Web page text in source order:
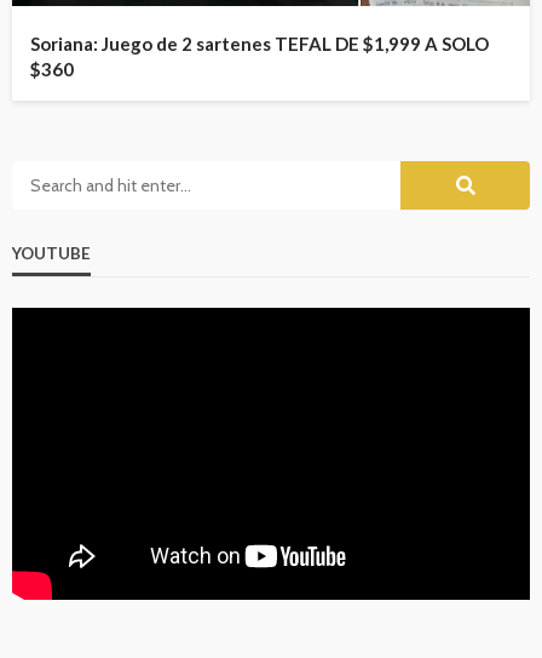
Soriana: Juego de 2 sartenes TEFAL DE $1,999 A SOLO
$360
YOUTUBE